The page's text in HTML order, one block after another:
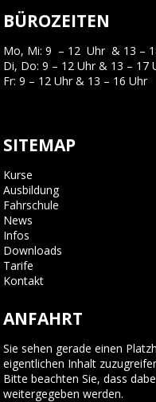
BÜROZEITEN
Mo, Mi: 9 – 12 Uhr & 13 –
Di, Do: 9 – 12 Uhr & 13 – 17
Fr: 9 – 12 Uhr & 13 – 16 Uhr
SITEMAP
Kurse
Ausbildung
Fahrschule
News
Infos
Downloads
Tarife
Kontakt
ANFAHRT
Sie sehen gerade einen
eigentlichen Inhalt
Bitte beachten Sie, dass
weitergegeben werden.